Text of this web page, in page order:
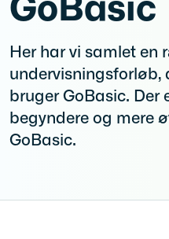
Her har vi samlet en
undervisningsforløb,
bruger GoBasic. Der
begyndere og mere
GoBasic.